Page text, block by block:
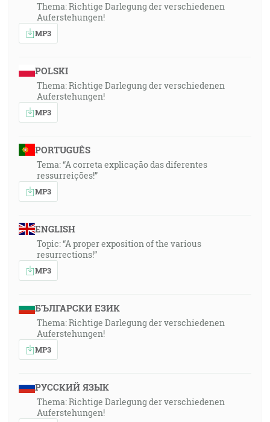
Thema: Richtige Darlegung der verschiedenen
Auferstehungen!
MP3
POLSKI
Thema: Richtige Darlegung der verschiedenen
Auferstehungen!
MP3
PORTUGUÊS
Tema: “A correta explicação das diferentes
ressurreições!”
MP3
ENGLISH
Topic: “A proper exposition of the various
resurrections!”
MP3
БЪЛГАРСКИ ЕЗИК
Thema: Richtige Darlegung der verschiedenen
Auferstehungen!
MP3
РУССКИЙ ЯЗЫК
Thema: Richtige Darlegung der verschiedenen
Auferstehungen!